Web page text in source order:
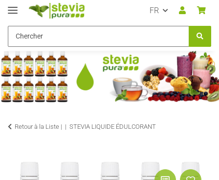
FR
Retour à la Liste | STEVIA LIQUIDE ÉDULCORANT